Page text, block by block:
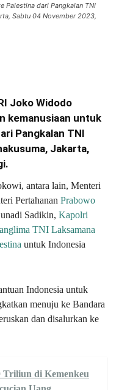
Palestina dari Pangkalan TNI
Sabtu 04 November 2023,
Joko Widodo
kemanusiaan untuk
Pangkalan TNI
Jakarta,
antara lain, Menteri
Pertahanan Prabowo
Sadikin, Kapolri
TNI Laksamana
untuk Indonesia
Indonesia untuk
menuju ke Bandara
dan disalurkan ke
Triliun di Kemenkeu